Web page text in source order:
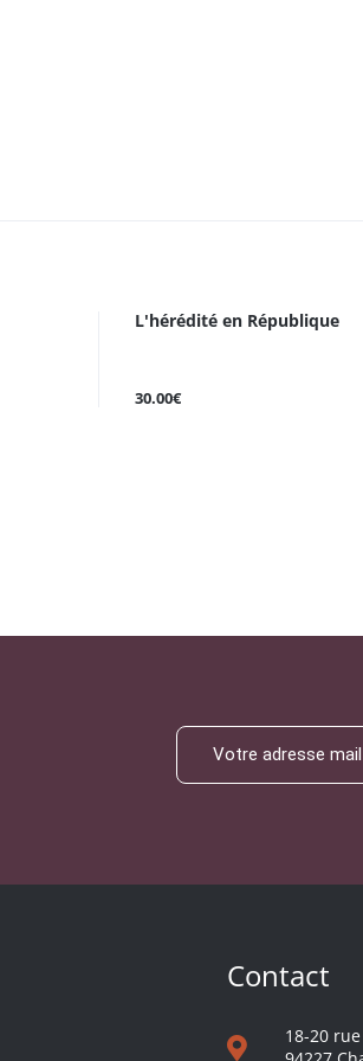
L'hérédité en République
30.00€
Contact
18-20